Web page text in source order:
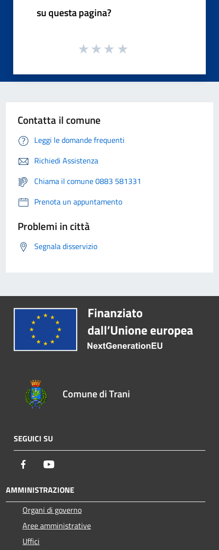
su questa pagina?
Contatta il comune
Leggi le domande frequenti
Richiedi Assistenza
Chiama il comune 0883 581331
Prenota un appuntamento
Problemi in città
Segnala disservizio
Comune di Trani
SEGUICI SU
Facebook
AMMINISTRAZIONE
Organi di governo
Aree amministrative
Uffici